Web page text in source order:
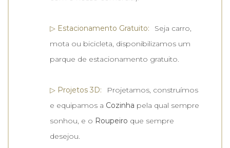
▷ Estacionamento Gratuito:
Seja carro,
mota ou bicicleta, disponibilizamos um
parque de estacionamento gratuito.
▷ Projetos 3D:
Projetamos, construímos
e equipamos a Cozinha pela qual sempre
sonhou, e o Roupeiro que sempre
desejou.